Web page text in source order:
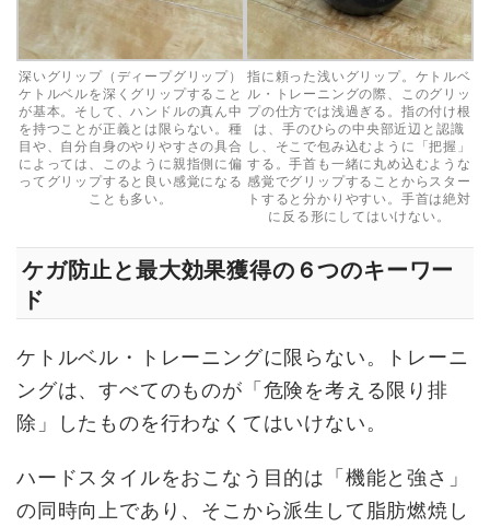
深いグリップ（ディープグリップ）
ケトルベルを深くグリップすること
が基本。そして、ハンドルの真ん中
を持つことが正義とは限らない。種
目や、自分自身のやりやすさの具合
によっては、このように親指側に偏
ってグリップすると良い感覚になる
ことも多い。
指に頼った浅いグリップ。ケトルベ
ル・トレーニングの際、このグリッ
プの仕方では浅過ぎる。指の付け根
は、手のひらの中央部近辺と認識
し、そこで包み込むように「把握」
する。手首も一緒に丸め込むような
感覚でグリップすることからスター
トすると分かりやすい。手首は絶対
に反る形にしてはいけない。
ケガ防止と最大効果獲得の６つのキーワー
ド
ケトルベル・トレーニングに限らない。トレーニ
ングは、すべてのものが「危険を考える限り排
除」したものを行わなくてはいけない。
ハードスタイルをおこなう目的は「機能と強さ」
の同時向上であり、そこから派生して脂肪燃焼し